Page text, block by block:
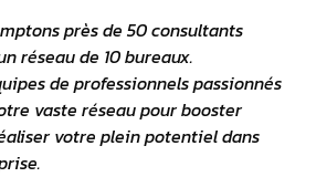
près de 50 consultants
réseau de 10 bureaux.
de professionnels passionnés
vaste réseau pour booster
votre plein potentiel dans